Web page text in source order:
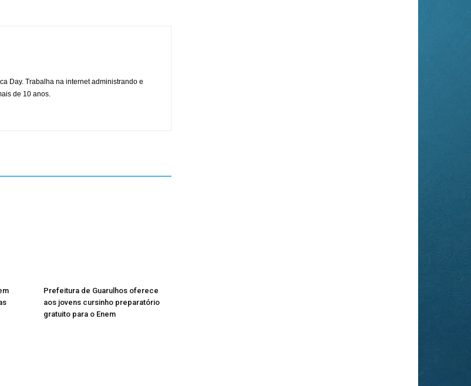
Day. Trabalha na internet administrando e
de 10 anos.
Prefeitura de Guarulhos oferece
aos jovens cursinho preparatório
gratuito para o Enem